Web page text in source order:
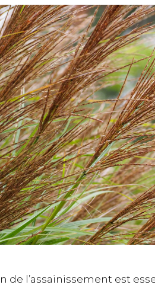
de l’assainissement est